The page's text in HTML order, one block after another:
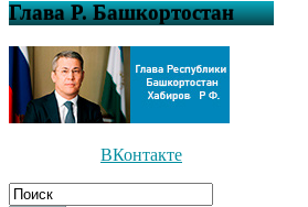
Глава Р. Башкортостан
ВКонтакте